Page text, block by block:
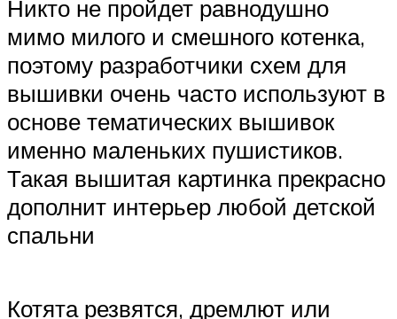
Никто не пройдет равнодушно
мимо милого и смешного котенка,
поэтому разработчики схем для
вышивки очень часто используют в
основе тематических вышивок
именно маленьких пушистиков.
Такая вышитая картинка прекрасно
дополнит интерьер любой детской
спальни
Котята резвятся, дремлют или